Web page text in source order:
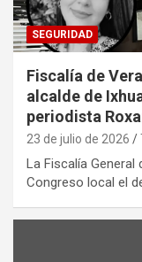
SEGURIDAD
Fiscalía de
alcalde de
periodista
23 de julio de 2026
La Fiscalía
Congreso local el